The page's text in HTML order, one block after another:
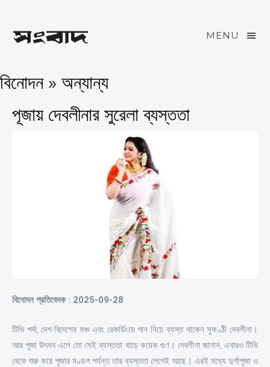
MENU
বিনোদন » অন্যান্য
পূজায় দেবলীনার সুরেলা ব্যস্ততা
বিনোদন প্রতিবেদক : 2025-09-28
টিভি পর্দা, দেশ-বিদেশের মঞ্চ এবং রেকর্ডিংয়ে গান নিয়ে ব্যস্ত থাকেন সুকণ্ঠী দেবলীনা।
আর পূজা উৎসব এলে তো সেই ব্যস্ততা বাড়ে কয়েক গুণ। দেবলীনা জানান, এবারও টিভি
থেকে শুরু করে পূজার মণ্ডপ পর্যন্ত তার ব্যস্ততা লেগেই আছে। এরই মধ্যে দুর্গাপূজা ও